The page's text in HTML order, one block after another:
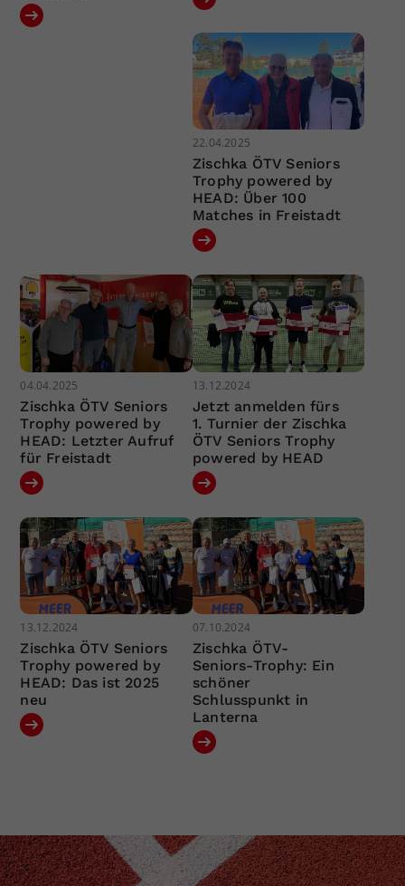
22.04.2025
Zischka ÖTV Seniors
Trophy powered by
HEAD: Über 100
Matches in Freistadt
04.04.2025
Zischka ÖTV Seniors
Trophy powered by
HEAD: Letzter Aufruf
für Freistadt
13.12.2024
Jetzt anmelden fürs
1. Turnier der Zischka
ÖTV Seniors Trophy
powered by HEAD
13.12.2024
Zischka ÖTV Seniors
Trophy powered by
HEAD: Das ist 2025
neu
07.10.2024
Zischka ÖTV-
Seniors-Trophy: Ein
schöner
Schlusspunkt in
Lanterna